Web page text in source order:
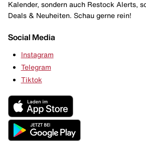
Kalender, sondern auch Restock Alerts,
Deals & Neuheiten. Schau gerne rein!
Social Media
Instagram
Telegram
Tiktok